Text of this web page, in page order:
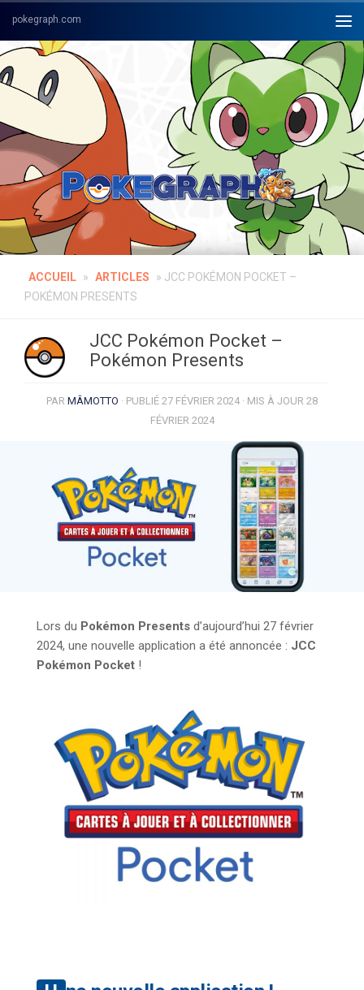
Skip to content
ACCUEIL » ARTICLES » JCC POKÉMON POCKET –
POKÉMON PRESENTS
JCC Pokémon Pocket –
Pokémon Presents
PAR MÂMOTTO · PUBLIÉ 27 FÉVRIER 2024· MIS À JOUR 28
FÉVRIER 2024
Lors du Pokémon Presents d’aujourd’hui 27 février
2024, une nouvelle application a été annoncée : JCC
Pokémon Pocket !